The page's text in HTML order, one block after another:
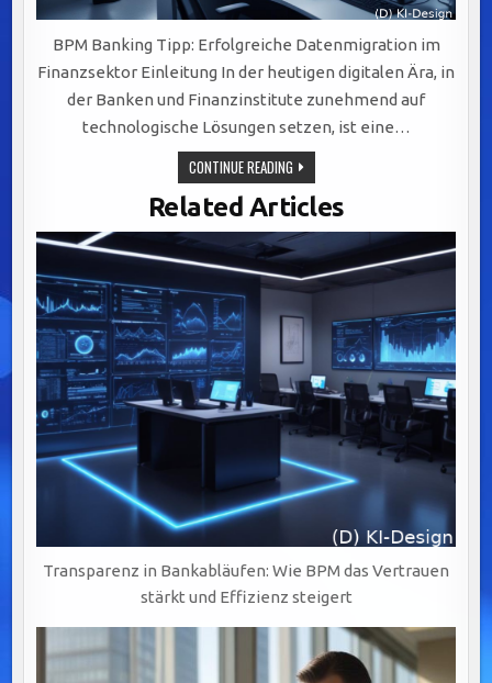
BPM Banking Tipp: Erfolgreiche Datenmigration im
Finanzsektor Einleitung In der heutigen digitalen Ära, in
der Banken und Finanzinstitute zunehmend auf
technologische Lösungen setzen, ist eine…
CONTINUE READINGERFOLGREICHE
DATENMIGRATION
IM
FINANZSEKTOR:
STRATEGIEN
UND
HERAUSFORDERUNGEN
MEISTERN
Related Articles
Transparenz in Bankabläufen: Wie BPM das Vertrauen
stärkt und Effizienz steigert